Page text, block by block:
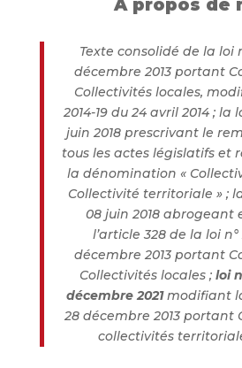
A propos de
Texte consolidé de la loi
décembre 2013 portant
Collectivités locales,
2014-19 du 24 avril 2014 ; la
juin 2018 prescrivant le
tous les actes législatifs et
la dénomination «
Collectivité territoriale » ; la
08 juin 2018
l’article 328 de la loi n°
décembre 2013 portant
Collectivités locales ;loi
décembre 2021modifiant la
28 décembre 2013 portant
collectivités